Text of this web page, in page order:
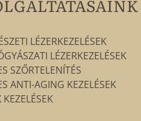
LÉZERKEZELÉSEK
LÉZERKEZELÉSEK
SZŐRTELENÍTÉS
ANTI-AGING KEZELÉSEK
KEZELÉSEK